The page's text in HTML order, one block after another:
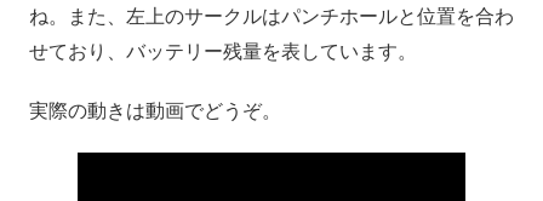
ね。また、左上のサークルはパンチホールと位置を合わ
せており、バッテリー残量を表しています。
実際の動きは動画でどうぞ。